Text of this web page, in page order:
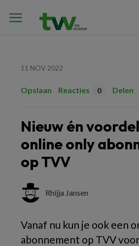
11 NOV 2022
Opslaan Reacties 0 Delen
Nieuw én
online only
op TVV
Rhijja Jansen
Vanaf nu kun je ook een
abonnement op TVV